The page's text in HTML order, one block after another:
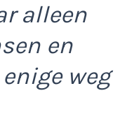
alleen
en
weg